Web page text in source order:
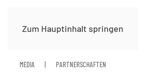
Zum Hauptinhalt springen
MEDIA PARTNERSCHAFTEN